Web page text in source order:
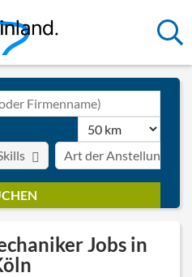
Art der Anstellung
Jobs in